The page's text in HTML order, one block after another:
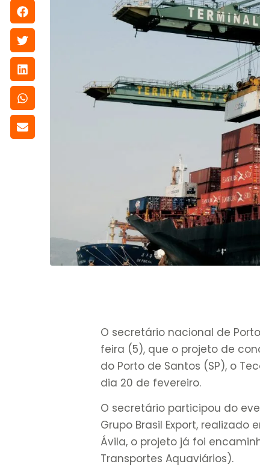
O secretário nacional de
feira (5), que o projeto de
do Porto de Santos (SP), o
dia 20 de fevereiro.
O secretário participou do
Grupo Brasil Export,
Ávila, o projeto já foi
Transportes Aquaviários).